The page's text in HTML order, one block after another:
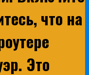
что на
Это